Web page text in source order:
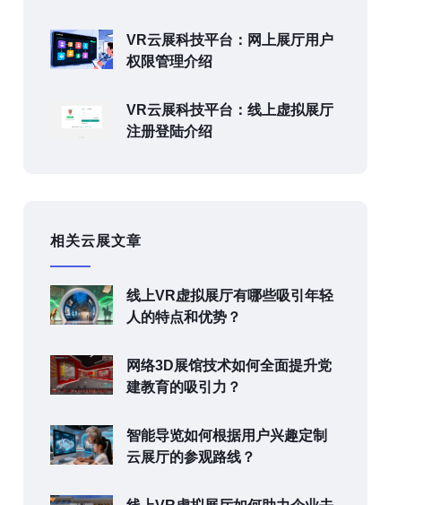
VR云展科技平台：网上展厅用户
权限管理介绍
VR云展科技平台：线上虚拟展厅
注册登陆介绍
相关云展文章
线上VR虚拟展厅有哪些吸引年轻
人的特点和优势？
网络3D展馆技术如何全面提升党
建教育的吸引力？
智能导览如何根据用户兴趣定制
云展厅的参观路线？